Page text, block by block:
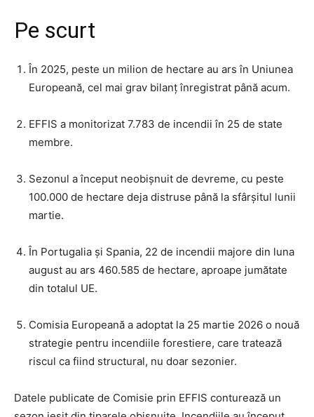
Pe scurt
În 2025, peste un milion de hectare au ars în Uniunea
Europeană, cel mai grav bilanț înregistrat până acum.
EFFIS a monitorizat 7.783 de incendii în 25 de state
membre.
Sezonul a început neobișnuit de devreme, cu peste
100.000 de hectare deja distruse până la sfârșitul lunii
martie.
În Portugalia și Spania, 22 de incendii majore din luna
august au ars 460.585 de hectare, aproape jumătate
din totalul UE.
Comisia Europeană a adoptat la 25 martie 2026 o nouă
strategie pentru incendiile forestiere, care tratează
riscul ca fiind structural, nu doar sezonier.
Datele publicate de Comisie prin EFFIS conturează un